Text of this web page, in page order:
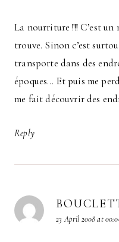
La nourriture !!! C’est un
trouve. Sinon c’est
transporte dans des
époques… Et puis me
me fait découvrir des
Reply
23 April 2008 at